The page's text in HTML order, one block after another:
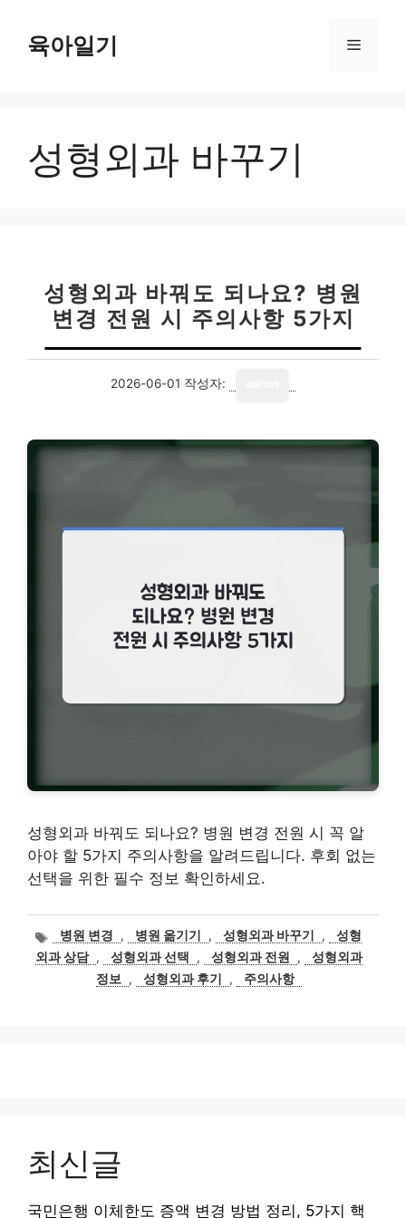
육아일기 메
성형외과 바꾸기
성형외과 바꿔도 되나요? 병원
변경 전원 시 주의사항 5가지
2026-06-01 작성자:
성형외과 바꿔도 되나요? 병원 변경 전원 시 꼭 알
아야 할 5가지 주의사항을 알려드립니다. 후회 없는
선택을 위한 필수 정보 확인하세요.
태
그
병원 변경 , 병원 옮기기 , 성형외과 바꾸기 ,
성형
외과 상담 , 성형외과 선택 , 성형외과 전원 ,
성형외과
정보
, 성형외과 후기 , 주의사항
최신글
국민은행 이체한도 증액 변경 방법 정리, 5가지 핵